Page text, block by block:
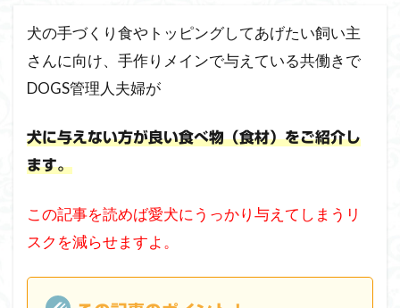
犬の手づくり食やトッピングしてあげたい飼い主
さんに向け、手作りメインで与えている共働きで
DOGS管理人夫婦が
犬に与えない方が良い食べ物（食材）をご紹介し
ます。
この記事を読めば愛犬にうっかり与えてしまうリ
スクを減らせますよ。